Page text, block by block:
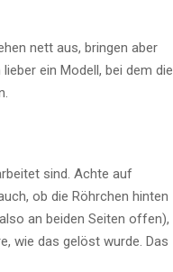
nett aus, bringen aber
ein Modell, bei dem die
sind. Achte auf
ob die Röhrchen hinten
an beiden Seiten offen),
wie das gelöst wurde. Das